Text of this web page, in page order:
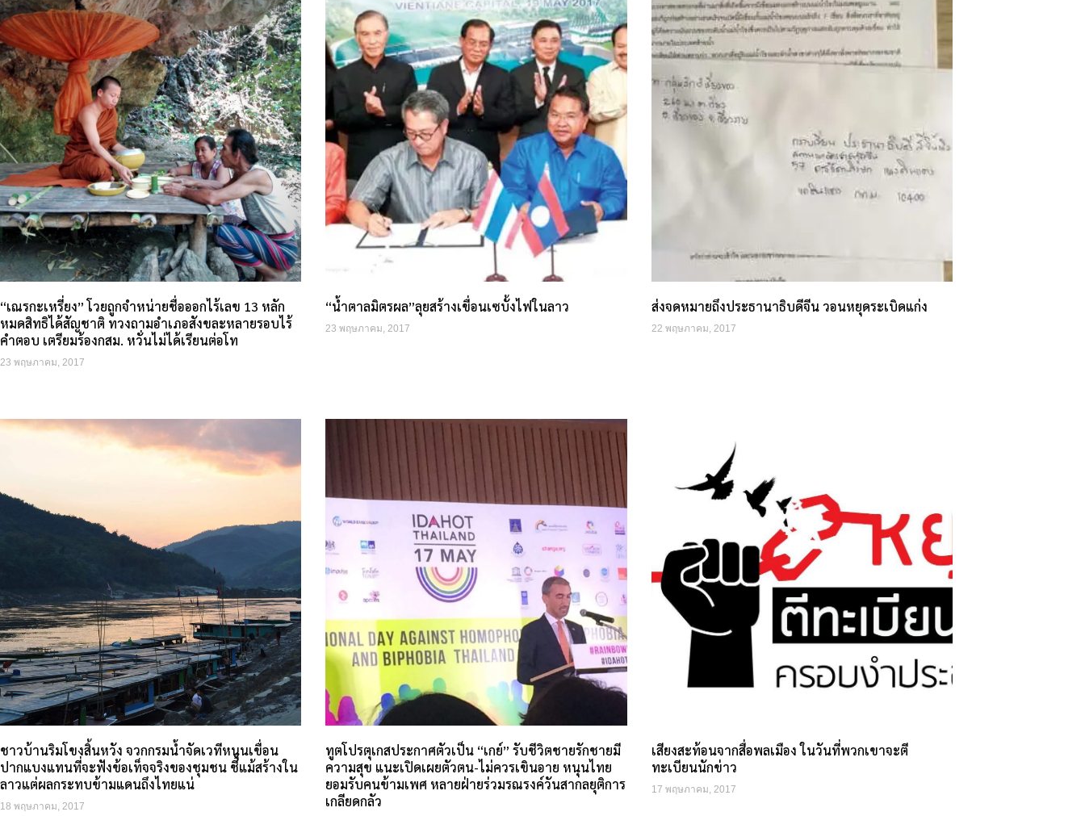
“เณรกะเหรี่ยง” โวยถูกจำหน่ายชื่อออกไร้เลข 13 หลัก
หมดสิทธิได้สัญชาติ ทวงถามอำเภอสังขละหลายรอบไร้
คำตอบ เตรียมร้องกสม. หวั่นไม่ได้เรียนต่อโท
23 พฤษภาคม, 2017
“น้ำตาลมิตรผล”ลุยสร้างเขื่อนเซบั้งไฟในลาว
23 พฤษภาคม, 2017
ส่งจดหมายถึงประธานาธิบดีจีน วอนหยุดระเบิดแก่ง
22 พฤษภาคม, 2017
ชาวบ้านริมโขงสิ้นหวัง จวกกรมน้ำจัดเวทีหนุนเขื่อน
ปากแบงแทนที่จะฟังข้อเท็จจริงของชุมชน ชี้แม้สร้างใน
ลาวแต่ผลกระทบข้ามแดนถึงไทยแน่
18 พฤษภาคม, 2017
ทูตโปรตุเกสประกาศตัวเป็น “เกย์” รับชีวิตชายรักชายมี
ความสุข แนะเปิดเผยตัวตน-ไม่ควรเขินอาย หนุนไทย
ยอมรับคนข้ามเพศ หลายฝ่ายร่วมรณรงค์วันสากลยุติการ
เกลียดกลัว
เสียงสะท้อนจากสื่อพลเมือง ในวันที่พวกเขาจะตี
ทะเบียนนักข่าว
17 พฤษภาคม, 2017